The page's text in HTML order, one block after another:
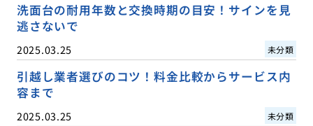
洗面台の耐用年数と交換時期の目安！サインを見
逃さないで
2025.03.25 未分類
引越し業者選びのコツ！料金比較からサービス内
容まで
2025.03.25 未分類